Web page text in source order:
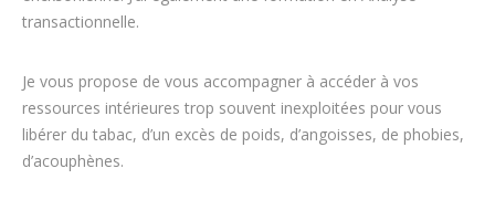
transactionnelle.
Je vous propose de vous accompagner à accéder à vos
ressources intérieures trop souvent inexploitées pour vous
libérer du tabac, d’un excès de poids, d’angoisses, de phobies,
d’acouphènes.